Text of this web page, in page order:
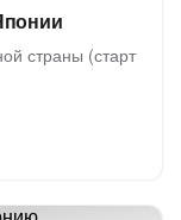
страны (старт